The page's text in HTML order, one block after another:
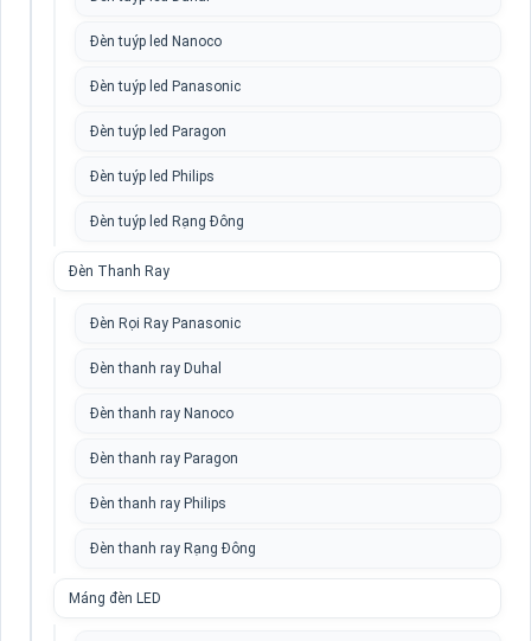
Đèn tuýp led Nanoco
Đèn tuýp led Panasonic
Đèn tuýp led Paragon
Đèn tuýp led Philips
Đèn tuýp led Rạng Đông
Đèn Thanh Ray
Đèn Rọi Ray Panasonic
Đèn thanh ray Duhal
Đèn thanh ray Nanoco
Đèn thanh ray Paragon
Đèn thanh ray Philips
Đèn thanh ray Rạng Đông
Máng đèn LED